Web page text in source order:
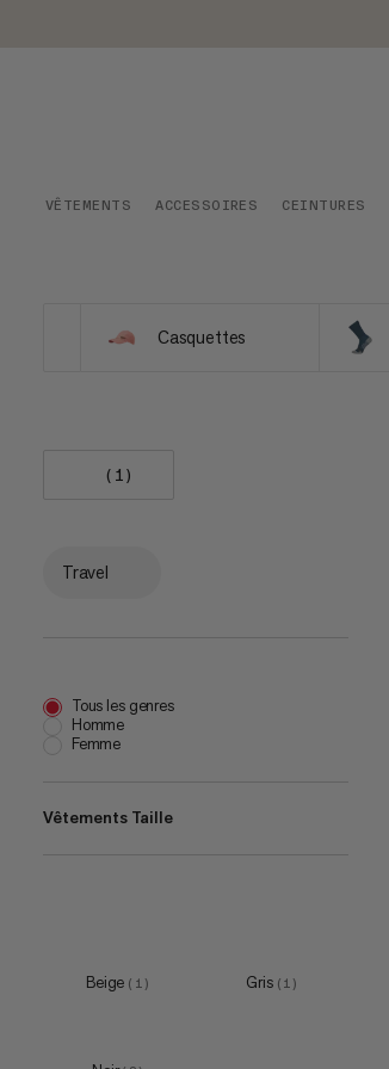
VÊTEMENTS ACCESSOIRES CEINTURES
Casquettes
(1)
Travel
Tous les genres
Homme
Femme
Vêtements Taille
Beige ( 1 ) Gris ( 1 )